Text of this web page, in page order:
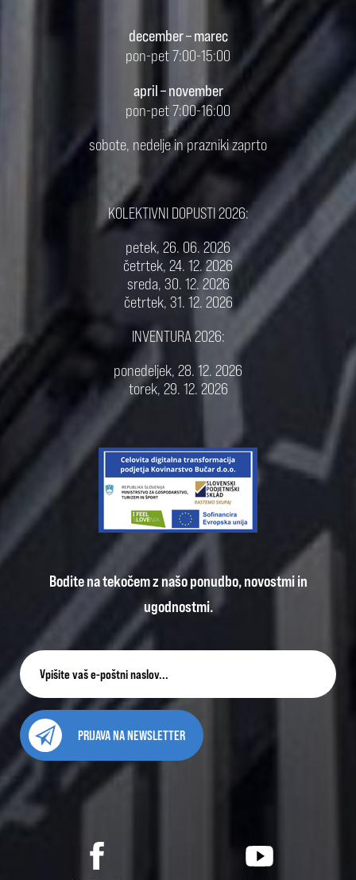
december – marec
pon-pet 7:00-15:00
april – november
pon-pet 7:00-16:00
sobote, nedelje in prazniki zaprto
KOLEKTIVNI DOPUSTI 2026:
petek, 26. 06. 2026
četrtek, 24. 12. 2026
sreda, 30. 12. 2026
četrtek, 31. 12. 2026
INVENTURA 2026:
ponedeljek, 28. 12. 2026
torek, 29. 12. 2026
Bodite na tekočem z našo ponudbo, novostmi in
ugodnostmi.
PRIJAVA NA NEWSLETTER